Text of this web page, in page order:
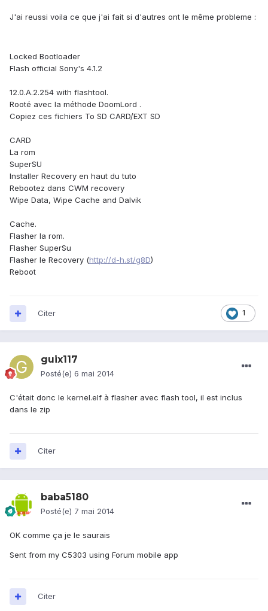
J'ai reussi voila ce que j'ai fait si d'autres ont le même probleme :
Locked Bootloader
Flash official Sony's 4.1.2
12.0.A.2.254 with flashtool.
Rooté avec la méthode DoomLord .
Copiez ces fichiers To SD CARD/EXT SD
CARD
La rom
SuperSU
Installer Recovery en haut du tuto
Rebootez dans CWM recovery
Wipe Data, Wipe Cache and Dalvik
Cache.
Flasher la rom.
Flasher SuperSu
Flasher le Recovery (http://d-h.st/g8D)
Reboot
1
Citer
guix117
Posté(e) 6 mai 2014
C'était donc le kernel.elf à flasher avec flash tool, il est inclus
dans le zip
Citer
baba5180
Posté(e) 7 mai 2014
OK comme ça je le saurais
Sent from my C5303 using Forum mobile app
Citer